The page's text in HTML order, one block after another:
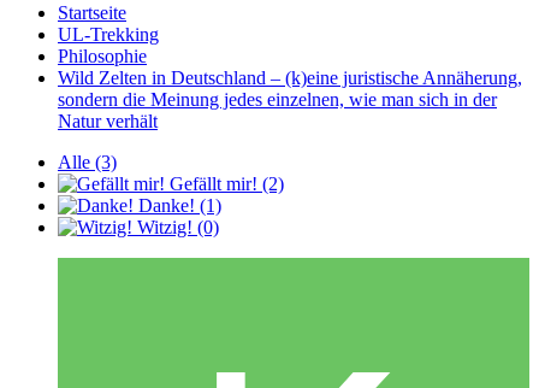
Startseite
UL-Trekking
Philosophie
Wild Zelten in Deutschland – (k)eine juristische Annäherung,
sondern die Meinung jedes einzelnen, wie man sich in der
Natur verhält
Alle (3)
Gefällt mir! (2)
Danke! (1)
Witzig! (0)